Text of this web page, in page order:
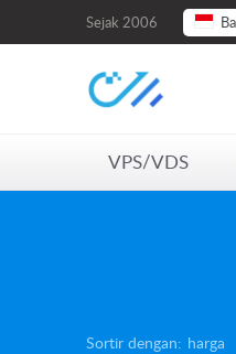
Sejak 2006
VPS/VDS
Sortir dengan: harga